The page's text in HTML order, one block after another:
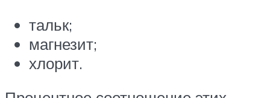
тальк;
магнезит;
хлорит.